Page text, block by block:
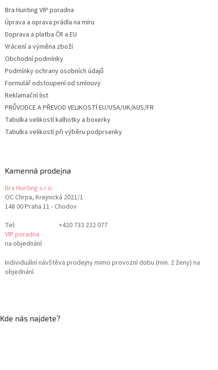
Bra Hunting VIP poradna
Úprava a oprava prádla na míru
Doprava a platba ČR a EU
Vrácení a výměna zboží
Obchodní podmínky
Podmínky ochrany osobních údajů
Formulář odstoupení od smlouvy
Reklamační list
PRŮVODCE A PŘEVOD VELIKOSTÍ EU/USA/UK/AUS/FR
Tabulka velikostí kalhotky a boxerky
Tabulka velikostí při výběru podprsenky
Kamenná prodejna
Bra Hunting s.r.o.
OC Chrpa, Krejnická 2021/1
148 00 Praha 11 - Chodov
Tel:
+420 733 232 077
VIP poradna
na objednání
Individuální návštěva prodejny mimo provozní dobu (min. 2 ženy) na
objednání.
Kde nás najdete?